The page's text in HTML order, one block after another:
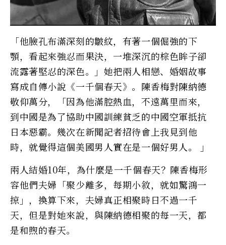
「他臉孔布滿深刻的皺紋，有著一個倔強的下
顎，看起來強忍而果決，一堆深沉的棕色眸子卻
流露著堅忍的深色。」她把兩人相戀、婚姻故事
寫成自傳小說《一千個春天》。陳香梅對陳納德
敬仰萬分，「因為他滿腔熱血，不遠萬里而來，
到中國是為了協助中國訓練貧乏的中國空軍抵抗
日本惡霸。幾次在新聞記者招待會上我見到他
時，就覺得這個美國男人實在是一個好男人。 」
兩人結婚10年，為什麼是一千個春天？陳香梅形
容他們夫婦「聚少離多，每期小敘，就如驚鴻一
掠」，換算下來，夫婦真正相聚時日不過一千
天，但是對她來說，與陳納德相聚的每一天，都
是和煦的春天。